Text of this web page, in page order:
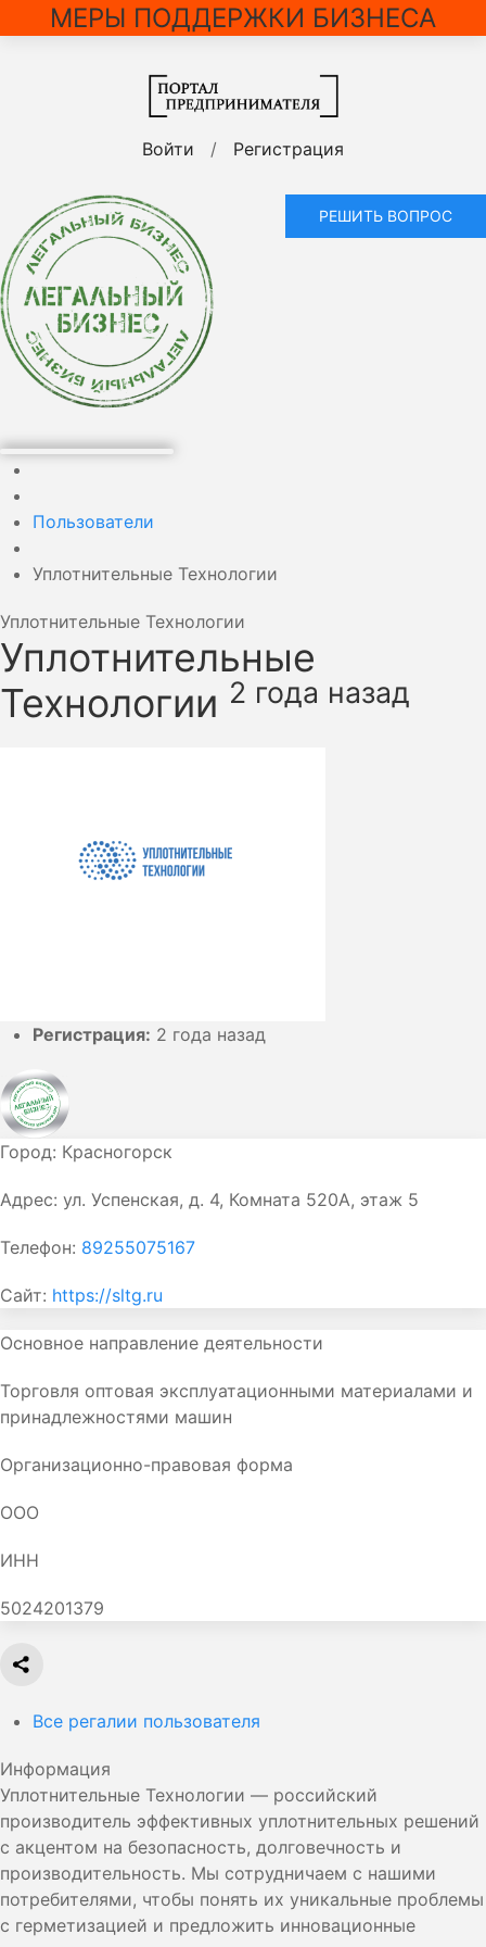
МЕРЫ ПОДДЕРЖКИ БИЗНЕСА
Войти / Регистрация
РЕШИТЬ ВОПРОС
Пользователи
Уплотнительные Технологии
Уплотнительные Технологии
Уплотнительные
Технологии 2 года назад
Регистрация: 2 года назад
Город: Красногорск
Адрес: ул. Успенская, д. 4, Комната 520А, этаж 5
Телефон: 89255075167
Сайт: https://sltg.ru
Основное направление деятельности
Торговля оптовая эксплуатационными материалами и
принадлежностями машин
Организационно-правовая форма
ООО
ИНН
5024201379
Все регалии пользователя
Информация
Уплотнительные Технологии — российский
производитель эффективных уплотнительных решений
с акцентом на безопасность, долговечность и
производительность. Мы сотрудничаем с нашими
потребителями, чтобы понять их уникальные проблемы
с герметизацией и предложить инновационные